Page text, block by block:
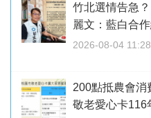
竹北選情告急
麗文：藍白合
2026-08-04 11:28
200點抵農會
敬老愛心卡116